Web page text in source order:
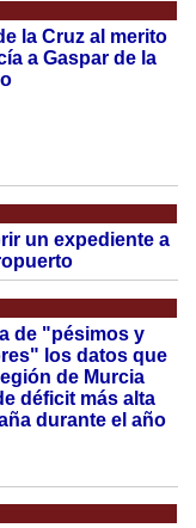
la Cruz al merito
a Gaspar de la
un expediente a
de "pésimos y
los datos que
de Murcia
déficit más alta
durante el año